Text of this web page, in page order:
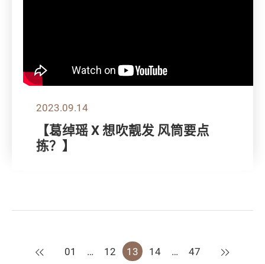
2023.09.14
【葛绰瑶 X 想吹靓发 风筒要点
拣？】
上一页
01 … 12 13 14 … 47 下一页